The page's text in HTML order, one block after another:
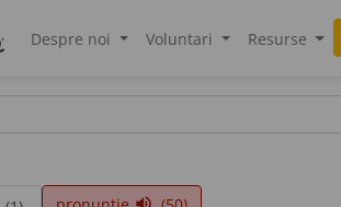
Despre noi Voluntari Resurse